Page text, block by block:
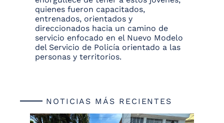
quienes fueron capacitados,
entrenados, orientados y
direccionados hacia un camino de
servicio enfocado en el Nuevo Modelo
del Servicio de Policía orientado a las
personas y territorios.
NOTICIAS MÁS RECIENTES